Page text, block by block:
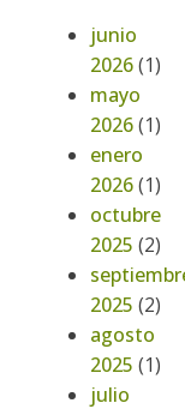
junio
2026(1)
mayo
2026(1)
enero
2026(1)
octubre
2025 (2)
2025 (2)
agosto
2025 (1)
julio